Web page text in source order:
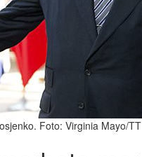
Foto: Virginia Mayo/TT